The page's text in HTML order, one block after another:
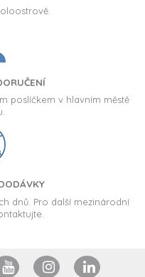
poslíčkem v hlavním městě
dnů. Pro další mezinárodní